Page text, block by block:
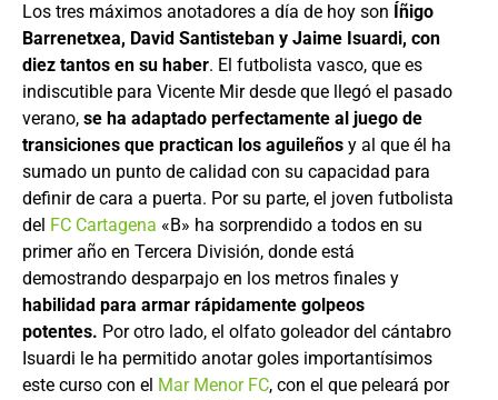
Los tres máximos anotadores a día de hoy son Íñigo
Barrenetxea, David Santisteban y Jaime Isuardi, con
diez tantos en su haber. El futbolista vasco, que es
indiscutible para Vicente Mir desde que llegó el pasado
verano, se ha adaptado perfectamente al juego de
transiciones que practican los aguileños y al que él ha
sumado un punto de calidad con su capacidad para
definir de cara a puerta. Por su parte, el joven futbolista
del FC Cartagena «B» ha sorprendido a todos en su
primer año en Tercera División, donde está
demostrando desparpajo en los metros finales y
habilidad para armar rápidamente golpeos
potentes. Por otro lado, el olfato goleador del cántabro
Isuardi le ha permitido anotar goles importantísimos
este curso con el Mar Menor FC, con el que peleará por